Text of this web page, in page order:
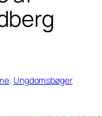
, Ungdomsbøger